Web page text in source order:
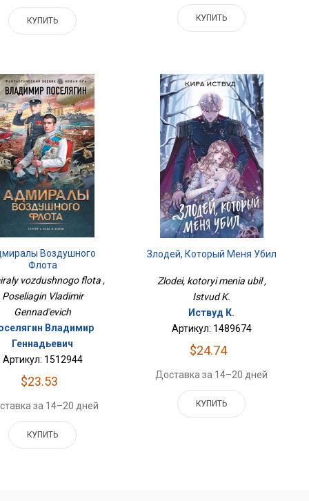
КУПИТЬ КУПИТЬ
Воздушного
Флота
vozdushnogo flota ,
Poseliagin Vladimir
Gennad'evich
Владимир
Геннадьевич
Артикул: 1512944
$23.53
за 14–20 дней
КУПИТЬ
Злодей, Который Меня Убил
Zlodei, kotoryi menia ubil ,
Istvud K.
Иствуд К.
Артикул: 1489674
$24.74
Доставка за 14–20 дней
КУПИТЬ